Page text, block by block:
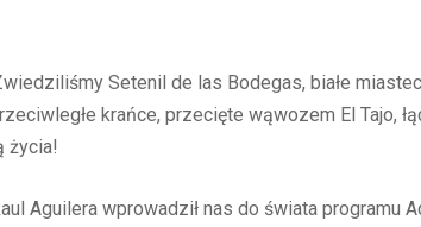
Setenil de las Bodegas, białe
krańce, przecięte wąwozem El Tajo,
życia!
Aguilera wprowadził nas do świata programu